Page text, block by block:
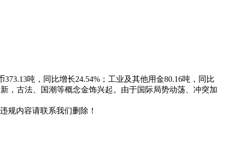
吨，同比增长24.54%；工业及其他用金80.16吨，同比
，古法、国潮等概念金饰兴起。由于国际局势动荡、冲突加
规内容请联系我们删除！